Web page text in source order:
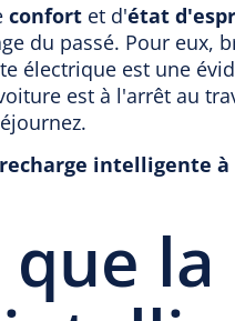
confort et d'état
du passé. Pour eux,
électrique est une
est à l'arrêt au
recharge intelligente à
la